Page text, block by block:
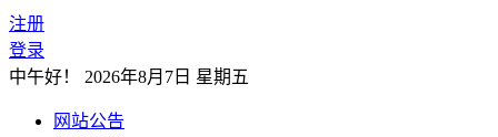
注册
登录
中午好！ 2026年8月7日 星期五
网站公告